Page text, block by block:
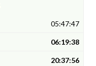
05:47:47
06:19:38
20:37:56